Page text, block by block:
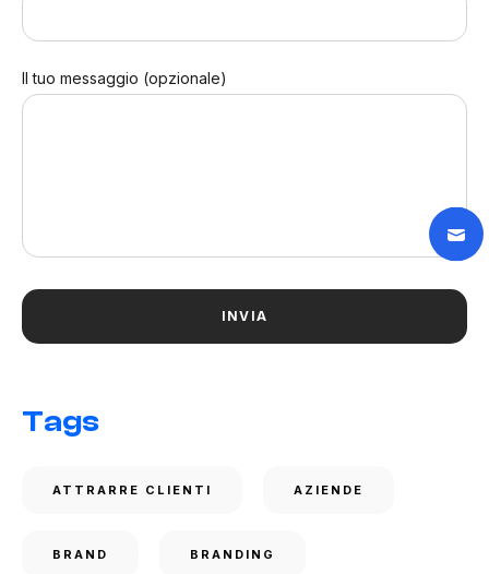
Il tuo messaggio (opzionale)
Tags
ATTRARRE CLIENTI AZIENDE
BRAND BRANDING